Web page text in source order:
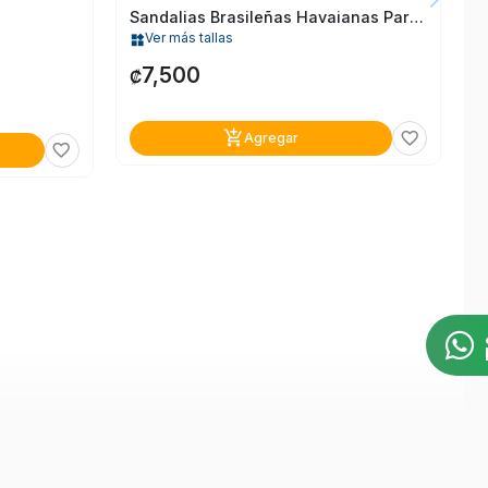
favorite_border
Sandalias Brasileñas Havaianas Para Mujer T.33-34
widgetsVer más tallas
₡7,500
add_shopping_cartAgregar favorite_border